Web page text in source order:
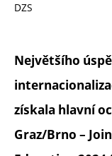
DZS
Největšího
získala hlavní
Graz/Brno –